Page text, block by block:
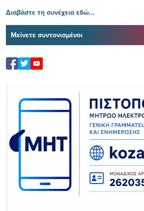
Διαβάστε τη συνέχεια εδώ...
Μείνετε συντονισμένοι